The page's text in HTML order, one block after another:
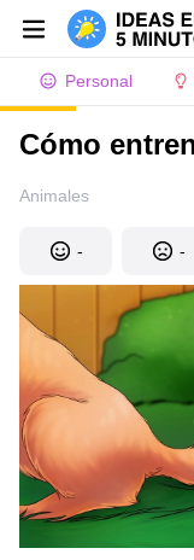
Personal
Cómo
Animales
- -